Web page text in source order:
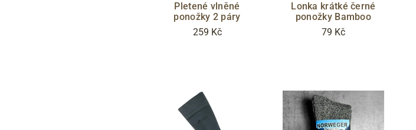
Pletené vlněné
ponožky 2 páry
259 Kč
Lonka krátké černé
ponožky Bamboo
79 Kč